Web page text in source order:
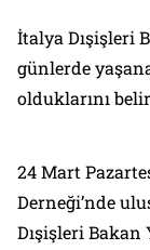
İtalya Dışişleri
günlerde
olduklarını
24 Mart
Derneği’nde
Dışişleri Bakan